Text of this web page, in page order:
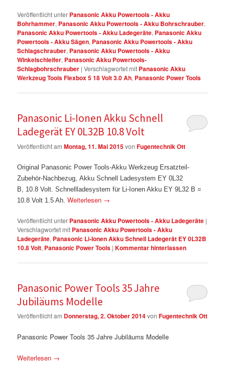
Veröffentlicht unter Panasonic Akku Powertools - Akku
Bohrhammer, Panasonic Akku Powertools - Akku Bohrschrauber,
Panasonic Akku Powertools - Akku Ladegeräte, Panasonic Akku
Powertools - Akku Sägen, Panasonic Akku Powertools - Akku
Schlagschrauber, Panasonic Akku Powertools - Akku
Winkelschleifer, Panasonic Akku Powertools-
Schlagbohrschrauber |Verschlagwortet mit Panasonic Akku
Werkzeug Tools Flexbox 5 18 Volt 3.0 Ah, Panasonic Power Tools
Panasonic Li-Ionen Akku Schnell
Ladegerät EY 0L32B 10.8 Volt
Veröffentlicht amMontag, 11. Mai 2015vonFugentechnik Ott
Original Panasonic Power Tools-Akku Werkzeug Ersatzteil-
Zubehör-Nachbezug, Akku Schnell Ladesystem EY 0L32
B, 10.8 Volt. Schnellladesystem für Li-Ionen Akku EY 9L32 B =
10.8 Volt 1.5 Ah. Weiterlesen →
Veröffentlicht unter Panasonic Akku Powertools - Akku Ladegeräte |
Verschlagwortet mit Panasonic Akku Powertools - Akku
Ladegeräte, Panasonic Li-Ionen Akku Schnell Ladegerät EY 0L32B
10.8 Volt, Panasonic Power Tools |Kommentar hinterlassen
Panasonic Power Tools 35 Jahre
Jubiläums Modelle
Veröffentlicht am Donnerstag, 2. Oktober 2014vonFugentechnik Ott
Panasonic Power Tools 35 Jahre Jubiläums Modelle
Weiterlesen →